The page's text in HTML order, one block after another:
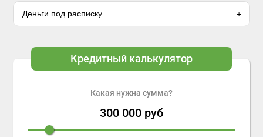
Деньги под расписку
Кредитный калькулятор
Какая нужна сумма?
300 000 руб